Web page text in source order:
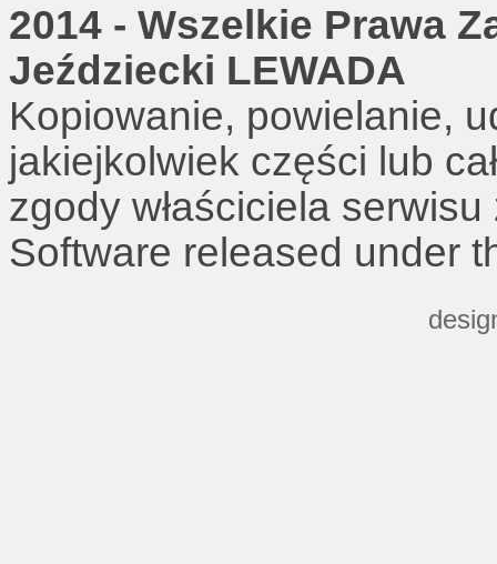
2014 - Wszelkie Prawa
Jeździecki LEWADA
Kopiowanie, powielanie,
jakiejkolwiek części lub
zgody właściciela
Software released under